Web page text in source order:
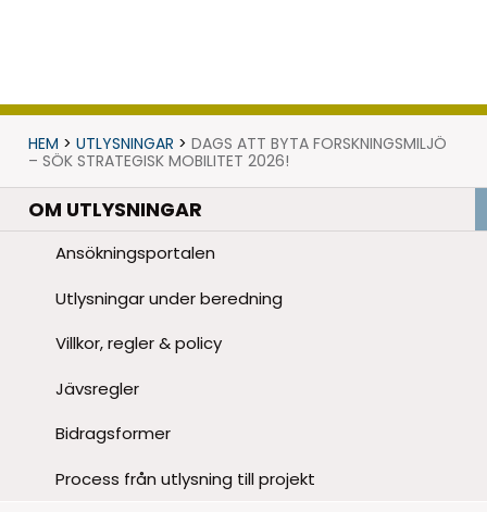
HEM > UTLYSNINGAR > DAGS ATT BYTA FORSKNINGSMILJÖ
– SÖK STRATEGISK MOBILITET 2026!
OM UTLYSNINGAR
Ansökningsportalen
Utlysningar under beredning
Villkor, regler & policy
Jävsregler
Bidragsformer
Process från utlysning till projekt